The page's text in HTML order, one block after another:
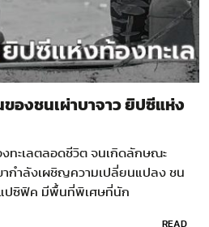
องชนเผ่าบาจาว ยิปซีแห่ง
งทะเลตลอดชีวิต จนเกิดลักษณะ
กำลังเผชิญความเปลี่ยนแปลง ชน
แปซิฟิค มีพื้นที่พิเศษที่นัก
READ